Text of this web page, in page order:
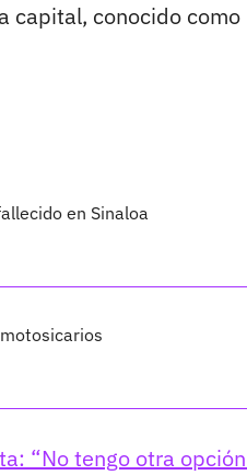
capital, conocido como
en Sinaloa
“No tengo otra